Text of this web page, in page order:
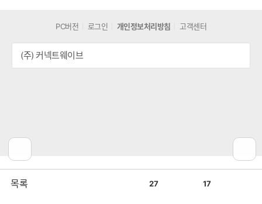
PC버전 로그인 개인정보처리방침 고객센터
(주) 커넥트웨이브
목록 27 17